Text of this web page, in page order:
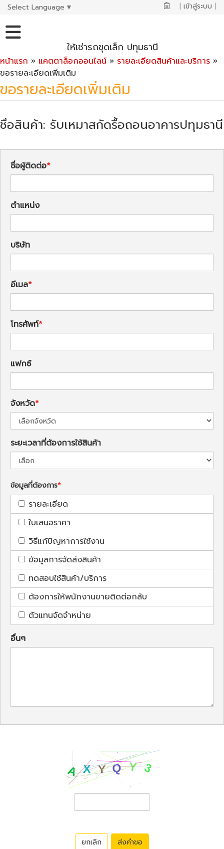
Select Language ▼ | เข้าสู่ระบบ |
ให้เช่ารถขุดเล็ก ปทุมธานี
หน้าแรก » แคตตาล็อกออนไลน์ » รายละเอียดสินค้าและบริการ »
ขอรายละเอียดเพิ่มเติม
ขอรายละเอียดเพิ่มเติม
ชื่อสินค้า: รับเหมาสกัดรื้อถอนอาคารปทุมธานี
ชื่อผู้ติดต่อ
ตำแหน่ง
บริษัท
อีเมล
โทรศัพท์
แฟกซ์
จังหวัด
ระยะเวลาที่ต้องการใช้สินค้า
ข้อมูลที่ต้องการ
รายละเอียด
ใบเสนอราคา
วิธีแก้ปัญหาการใช้งาน
ข้อมูลการจัดส่งสินค้า
ทดสอบใช้สินค้า/บริการ
ต้องการให้พนักงานขายติดต่อกลับ
ตัวแทนจัดจำหน่าย
อื่นๆ
ยกเลิก ส่งคำขอ